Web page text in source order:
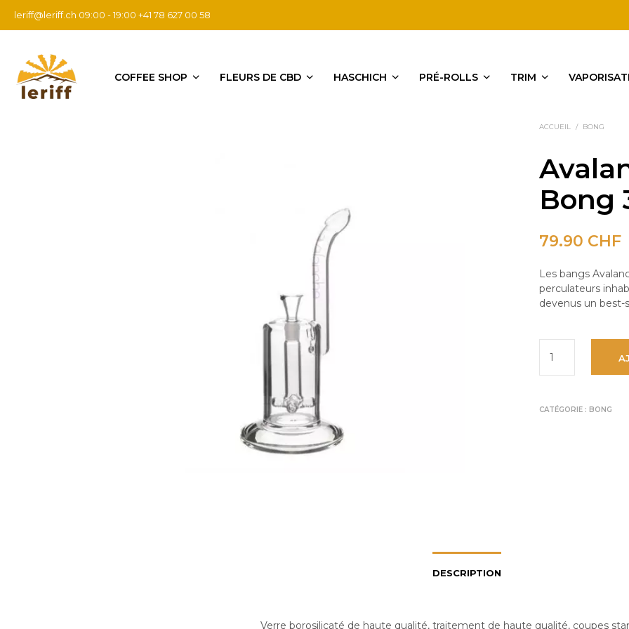
leriff@leriff.ch 09:00 - 19:00 +41 78 627 00 58
COFFEE SHOP FLEURS DE CBD HASCHICH PRÉ-ROLLS TRIM
ACCUEIL / BONG
Bong
79.90 CHF
Les bangs
perculateurs
devenus un best-
CATÉGORIE : BONG
DESCRIPTION
Verre borosilicaté de haute qualité, traitement de haute qualité, coupes